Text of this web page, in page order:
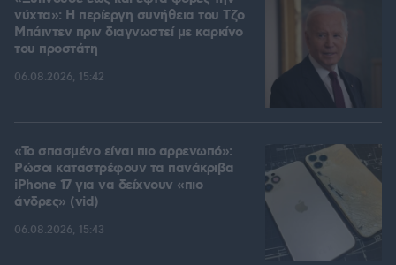
νύχτα»: Η περίεργη συνήθεια του Τζο
Μπάιντεν πριν διαγνωστεί με καρκίνο
του προστάτη
06.08.2026, 15:42
«Το σπασμένο είναι πιο αρρενωπό»:
Ρώσοι καταστρέφουν τα πανάκριβα
iPhone 17 για να δείχνουν «πιο
άνδρες» (vid)
06.08.2026, 15:43